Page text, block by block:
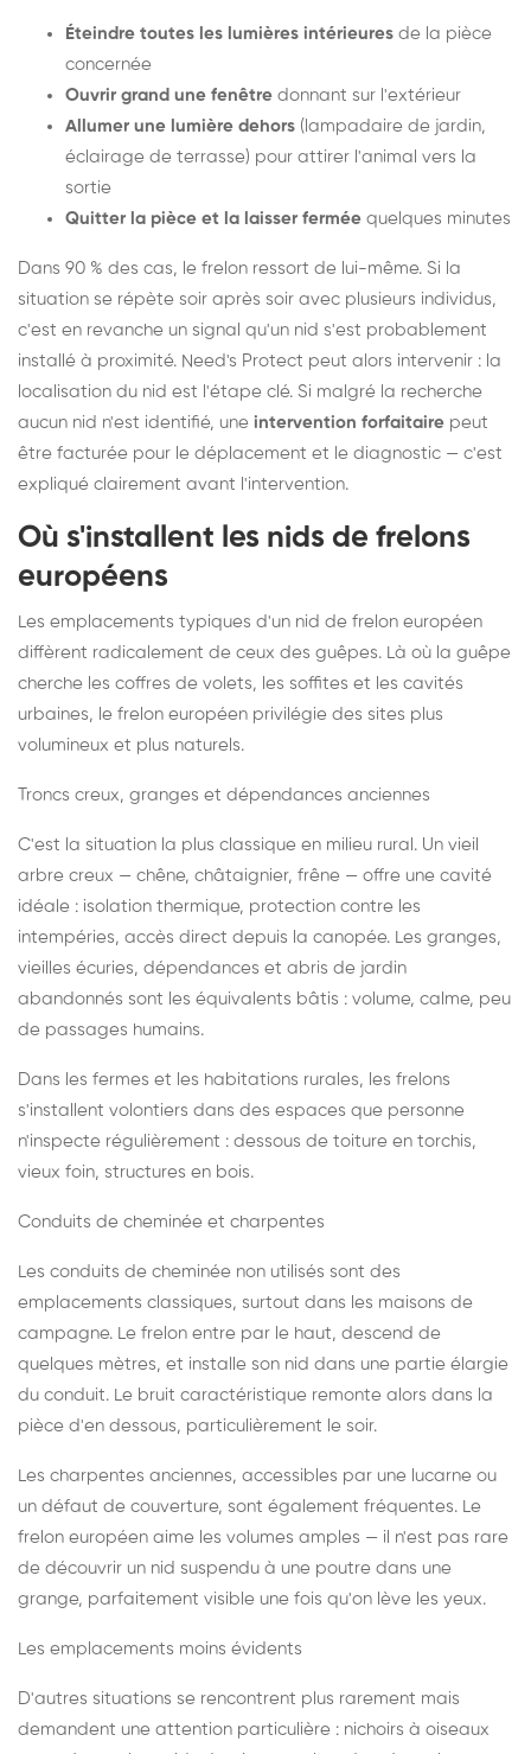
Éteindre toutes les lumières intérieures de la pièce
concernée
Ouvrir grand une fenêtre donnant sur l'extérieur
Allumer une lumière dehors (lampadaire de jardin,
éclairage de terrasse) pour attirer l'animal vers la
sortie
Quitter la pièce et la laisser fermée quelques minutes
Dans 90 % des cas, le frelon ressort de lui-même. Si la
situation se répète soir après soir avec plusieurs individus,
c'est en revanche un signal qu'un nid s'est probablement
installé à proximité. Need's Protect peut alors intervenir : la
localisation du nid est l'étape clé. Si malgré la recherche
aucun nid n'est identifié, une intervention forfaitaire peut
être facturée pour le déplacement et le diagnostic — c'est
expliqué clairement avant l'intervention.
Où s'installent les nids de frelons
européens
Les emplacements typiques d'un nid de frelon européen
diffèrent radicalement de ceux des guêpes. Là où la guêpe
cherche les coffres de volets, les soffites et les cavités
urbaines, le frelon européen privilégie des sites plus
volumineux et plus naturels.
Troncs creux, granges et dépendances anciennes
C'est la situation la plus classique en milieu rural. Un vieil
arbre creux — chêne, châtaignier, frêne — offre une cavité
idéale : isolation thermique, protection contre les
intempéries, accès direct depuis la canopée. Les granges,
vieilles écuries, dépendances et abris de jardin
abandonnés sont les équivalents bâtis : volume, calme, peu
de passages humains.
Dans les fermes et les habitations rurales, les frelons
s'installent volontiers dans des espaces que personne
n'inspecte régulièrement : dessous de toiture en torchis,
vieux foin, structures en bois.
Conduits de cheminée et charpentes
Les conduits de cheminée non utilisés sont des
emplacements classiques, surtout dans les maisons de
campagne. Le frelon entre par le haut, descend de
quelques mètres, et installe son nid dans une partie élargie
du conduit. Le bruit caractéristique remonte alors dans la
pièce d'en dessous, particulièrement le soir.
Les charpentes anciennes, accessibles par une lucarne ou
un défaut de couverture, sont également fréquentes. Le
frelon européen aime les volumes amples — il n'est pas rare
de découvrir un nid suspendu à une poutre dans une
grange, parfaitement visible une fois qu'on lève les yeux.
Les emplacements moins évidents
D'autres situations se rencontrent plus rarement mais
demandent une attention particulière : nichoirs à oiseaux